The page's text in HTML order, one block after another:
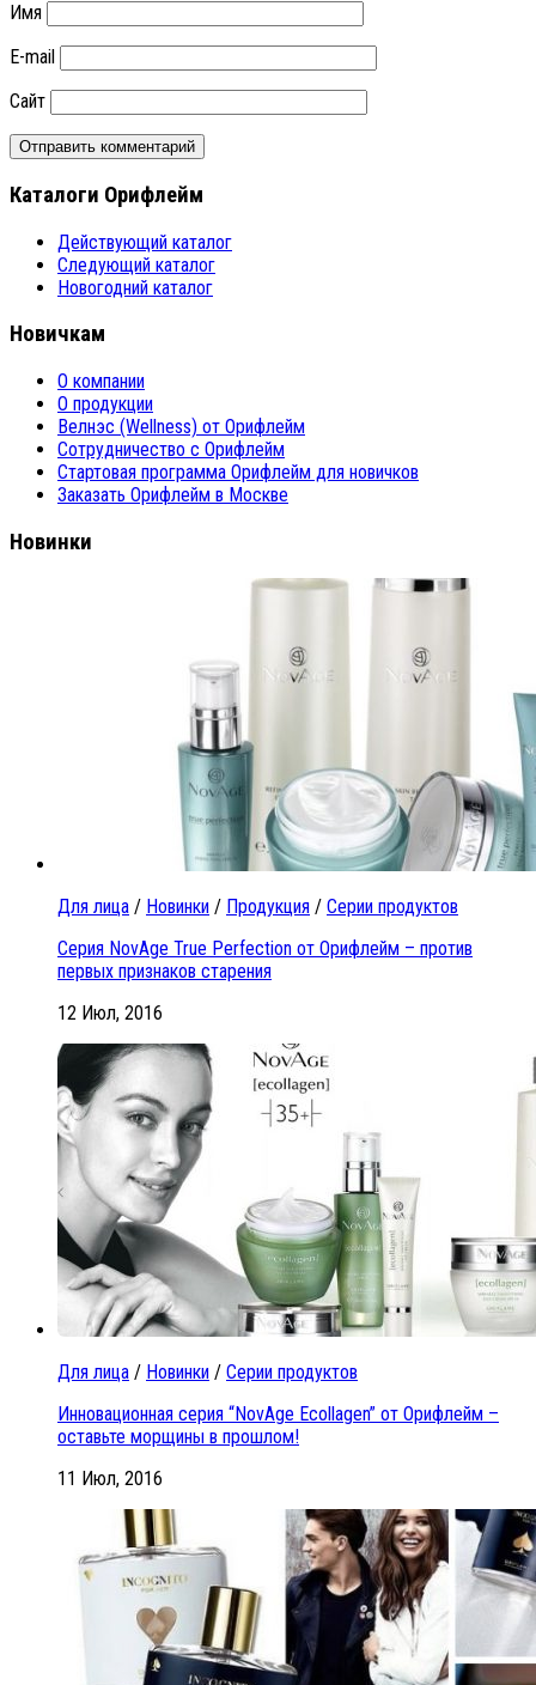
Имя
E-mail
Сайт
Каталоги Орифлейм
Действующий каталог
Следующий каталог
Новогодний каталог
Новичкам
О компании
О продукции
Велнэс (Wellness) от Орифлейм
Сотрудничество с Орифлейм
Стартовая программа Орифлейм для новичков
Заказать Орифлейм в Москве
Новинки
Для лица / Новинки / Продукция / Серии продуктов
Серия NovAge True Perfection от Орифлейм – против
первых признаков старения
12 Июл, 2016
Для лица / Новинки / Серии продуктов
Инновационная серия “NovAge Ecollagen” от Орифлейм –
оставьте морщины в прошлом!
11 Июл, 2016